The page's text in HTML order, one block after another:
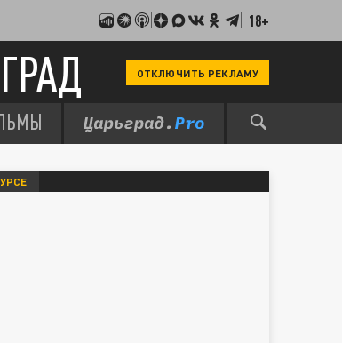
18+
ОТКЛЮЧИТЬ РЕКЛАМУ